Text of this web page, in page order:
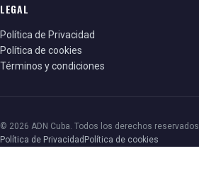
LEGAL
Política de Privacidad
Política de cookies
Términos y condiciones
© 2026 ADN Cuba. Todos los derechos reservados.
Política de Privacidad Política de cookies